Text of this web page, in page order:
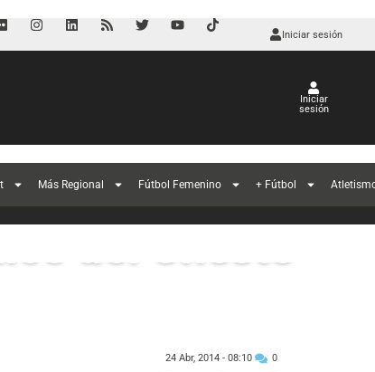
Iniciar sesión
Iniciar
sesión
Más Regional Fútbol Femenino + Fútbol
del Cheste
24 Abr, 2014 - 08:10 0